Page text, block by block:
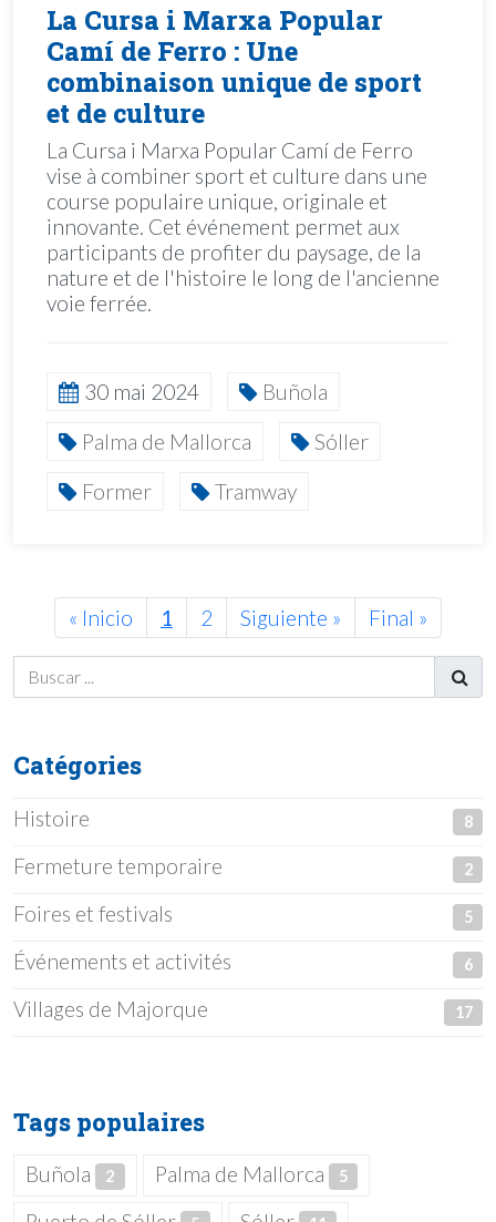
La Cursa i Marxa Popular
Camí de Ferro : Une
combinaison unique de sport
et de culture
La Cursa i Marxa Popular Camí de Ferro
vise à combiner sport et culture dans une
course populaire unique, originale et
innovante. Cet événement permet aux
participants de profiter du paysage, de la
nature et de l'histoire le long de l'ancienne
voie ferrée.
30 mai 2024
Buñola
Palma de Mallorca
Sóller
Former
Tramway
« Inicio 1 2 Siguiente » Final »
Catégories
Histoire 8
Fermeture temporaire 2
Foires et festivals 5
Événements et activités 6
Villages de Majorque 17
Tags populaires
Buñola 2 Palma de Mallorca 5